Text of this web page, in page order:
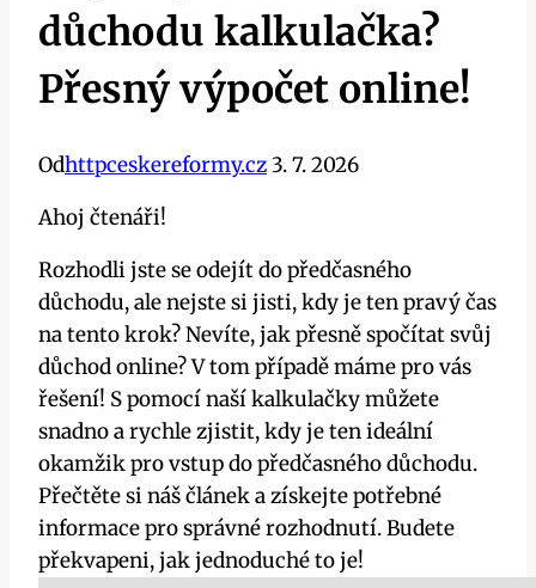
důchodu kalkulačka?
Přesný výpočet online!
Odhttpceskereformy.cz3. 7. 2026
Ahoj čtenáři!
Rozhodli jste se odejít do předčasného
důchodu, ale nejste si jisti, kdy je ten pravý čas
na tento krok? Nevíte, jak přesně spočítat svůj
důchod online? V tom případě máme pro vás
řešení! S pomocí naší kalkulačky můžete
snadno a rychle zjistit, kdy je ten ideální
okamžik pro vstup do předčasného důchodu.
Přečtěte si náš článek a získejte potřebné
informace pro správné rozhodnutí. Budete
překvapeni, jak jednoduché to je!